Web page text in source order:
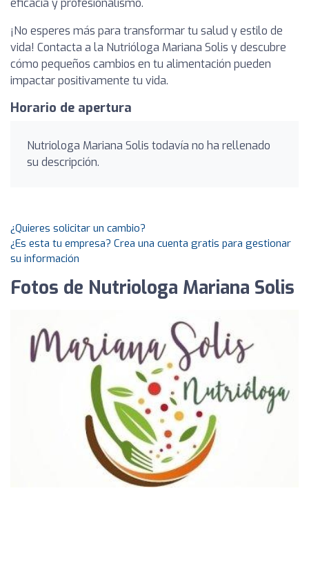
eficacia y profesionalismo.
¡No esperes más para transformar tu salud y estilo de
vida! Contacta a la Nutrióloga Mariana Solis y descubre
cómo pequeños cambios en tu alimentación pueden
impactar positivamente tu vida.
Horario de apertura
Nutriologa Mariana Solis todavía no ha rellenado
su descripción.
¿Quieres solicitar un cambio?
¿Es esta tu empresa? Crea una cuenta gratis para gestionar
su información
Fotos de Nutriologa Mariana Solis